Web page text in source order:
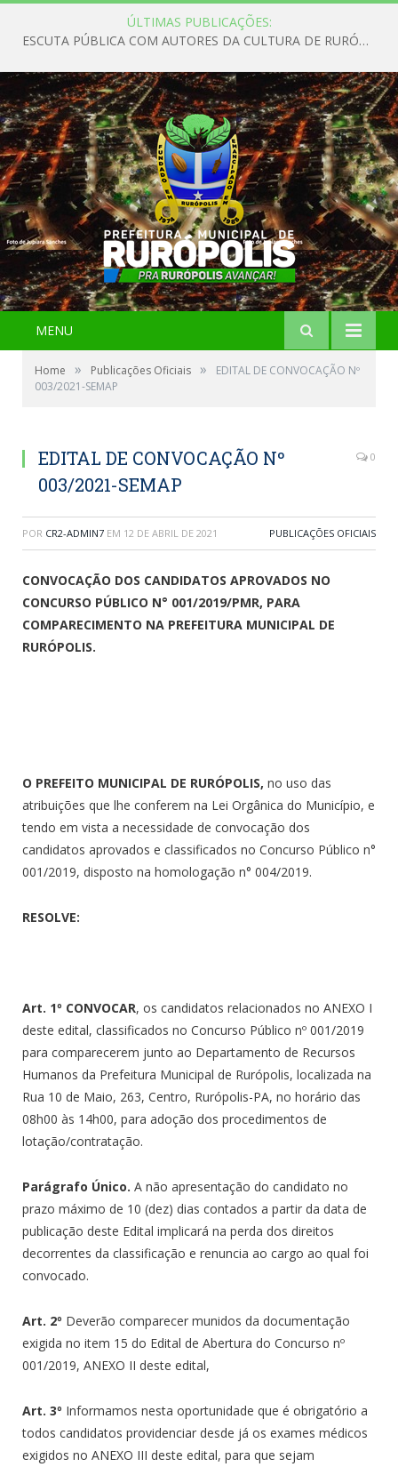
ÚLTIMAS PUBLICAÇÕES:
ESCUTA PÚBLICA COM AUTORES DA CULTURA DE RURÓPOLIS
MENU
Home » Publicações Oficiais »
EDITAL DE CONVOCAÇÃO Nº
003/2021-SEMAP
EDITAL DE CONVOCAÇÃO Nº
003/2021-SEMAP
0
POR CR2-ADMIN7 EM 12 DE ABRIL DE 2021 PUBLICAÇÕES OFICIAIS
CONVOCAÇÃO DOS CANDIDATOS APROVADOS NO
CONCURSO PÚBLICO N° 001/2019/PMR, PARA
COMPARECIMENTO NA PREFEITURA MUNICIPAL DE
RURÓPOLIS.
O PREFEITO MUNICIPAL DE RURÓPOLIS, no uso das
atribuições que lhe conferem na Lei Orgânica do Município, e
tendo em vista a necessidade de convocação dos
candidatos aprovados e classificados no Concurso Público n°
001/2019, disposto na homologação n° 004/2019.
RESOLVE:
Art. 1º CONVOCAR, os candidatos relacionados no ANEXO I
deste edital, classificados no Concurso Público nº 001/2019
para comparecerem junto ao Departamento de Recursos
Humanos da Prefeitura Municipal de Rurópolis, localizada na
Rua 10 de Maio, 263, Centro, Rurópolis-PA, no horário das
08h00 às 14h00, para adoção dos procedimentos de
lotação/contratação.
Parágrafo Único. A não apresentação do candidato no
prazo máximo de 10 (dez) dias contados a partir da data de
publicação deste Edital implicará na perda dos direitos
decorrentes da classificação e renuncia ao cargo ao qual foi
convocado.
Art. 2º Deverão comparecer munidos da documentação
exigida no item 15 do Edital de Abertura do Concurso nº
001/2019, ANEXO II deste edital,
Art. 3º Informamos nesta oportunidade que é obrigatório a
todos candidatos providenciar desde já os exames médicos
exigidos no ANEXO III deste edital, para que sejam